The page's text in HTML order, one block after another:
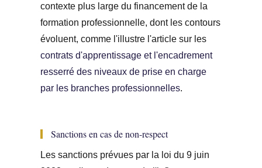
contexte plus large du financement de la
formation professionnelle, dont les contours
évoluent, comme l'illustre l'article sur les
contrats d'apprentissage et l'encadrement
resserré des niveaux de prise en charge
par les branches professionnelles.
Sanctions en cas de non-respect
Les sanctions prévues par la loi du 9 juin